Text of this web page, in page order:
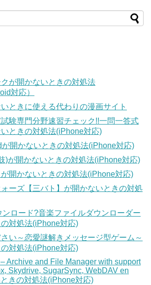
クが開かないときの対処法
対応）
ときに使える代わりの漫画サイト
験専門分野速習チェック!!一問一答式
ときの対処法(iPhone対応)
開かないときの対処法(iPhone対応)
)が開かないときの対処法(iPhone対応)
開かないときの対処法(iPhone対応)
ーズ【三バト】が開かないときの対処
ロード?音楽ファイルダウンローダー
対処法(iPhone対応)
い～恋愛謎解きメッセージ型ゲーム～
対処法(iPhone対応)
Archive and File Manager with support
Skydrive, SugarSync, WebDAV en
きの対処法(iPhone対応)